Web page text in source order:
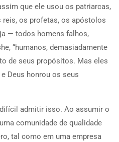
que ele usou os patriarcas,
os profetas, os apóstolos
— todos homens falhos,
“humanos, demasiadamente
de seus propósitos. Mas eles
Deus honrou os seus
admitir isso. Ao assumir o
comunidade de qualidade
tal como em uma empresa